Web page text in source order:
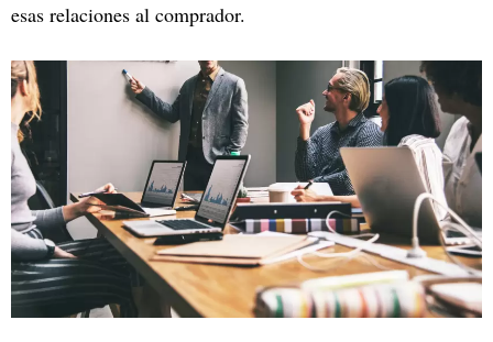
esas relaciones al comprador.